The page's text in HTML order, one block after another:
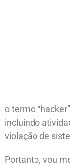
o termo
incluindo
violação de
Portanto, vou